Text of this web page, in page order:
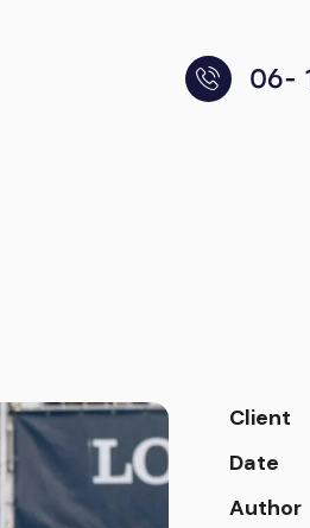
06-
Client
Date
Author